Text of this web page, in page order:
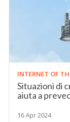
INTERNET OF
Situazioni di
aiuta a
16 Apr 2024